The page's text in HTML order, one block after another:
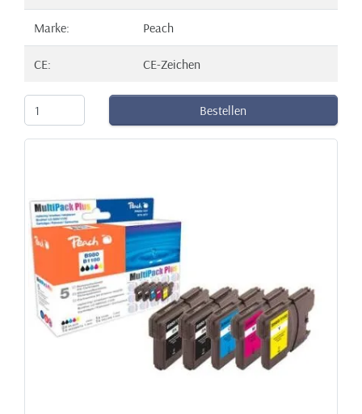
Marke: Peach
CE: CE-Zeichen
Bestellen